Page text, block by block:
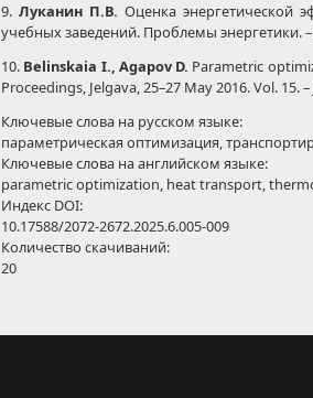
9. Луканин П.В. Оценка энергетической
учебных заведений. Проблемы энергетики. –
10. Belinskaia I., Agapov D. Parametric
Proceedings, Jelgava, 25–27 May 2016. Vol. 15.
Ключевые слова на русском языке:
параметрическая оптимизация,
Ключевые слова на английском языке:
parametric optimization, heat transport,
Индекс DOI:
10.17588/2072-2672.2025.6.005-009
Количество скачиваний:
20